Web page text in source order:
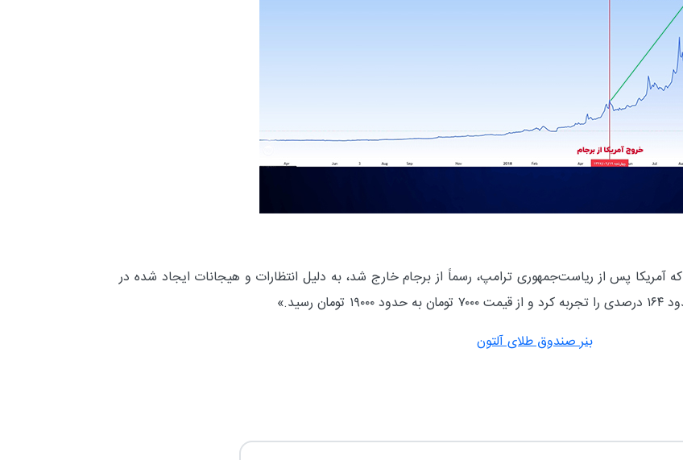
«همان‌طور که مشاهده می‌کنید، در تاریخ 1397/02/19 که آمریکا پس از ریاست‌جمهوری ترامپ، رسماً از برجام خارج شد، به دلیل انتظارات و هیجانات ایجاد شده در